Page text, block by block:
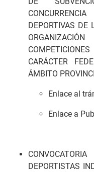
DEPORTIVAS DE
CARÁCTER
ÁMBITO
Enlace al
Enlace a
DEPORTISTAS